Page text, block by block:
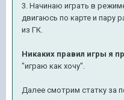
3. Начинаю играть в
двигаюсь по карте и пару
из ГК.
Никаких правил игры я
"играю как хочу".
Далее смотрим статку за